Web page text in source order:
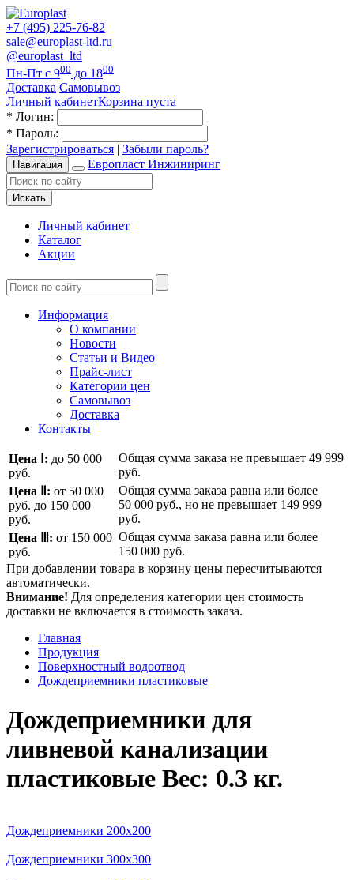
+7 (495) 225-76-82
sale@europlast-ltd.ru
@europlast_ltd
Пн-Пт с 900 до 1800
Доставка Самовывоз
Личный кабинетКорзина пуста
* Логин:
* Пароль:
Зарегистрироваться | Забыли пароль?
Навигация Европласт Инжиниринг
Искать
Личный кабинет
Каталог
Акции
Информация
О компании
Новости
Статьи и Видео
Прайс-лист
Категории цен
Самовывоз
Доставка
Контакты
Цена Ⅰ: до 50 000
руб.
Общая сумма заказа не превышает 49 999
руб.
Цена Ⅱ: от 50 000
руб. до 150 000
руб.
Общая сумма заказа равна или более
50 000 руб., но не превышает 149 999
руб.
Цена Ⅲ: от 150 000
руб.
Общая сумма заказа равна или более
150 000 руб.
При добавлении товара в корзину цены пересчитываются
автоматически.
Внимание! Для определения категории цен стоимость
доставки не включается в стоимость заказа.
Главная
Продукция
Поверхностный водоотвод
Дождеприемники пластиковые
Дождеприемники для
ливневой канализации
пластиковые Вес: 0.3 кг.
Дождеприемники 200х200
Дождеприемники 300х300